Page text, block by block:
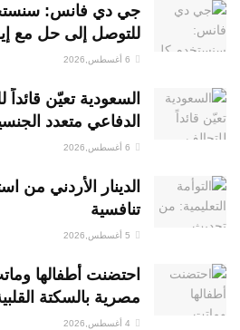
جي دي فانس:
للتوصل إلى حل مع
السعودية تعيّن قائداً
الدفاعي متعدد
الدينار الأردني من
تنافسية
احتضنت أطفالها
مصرية بالسكتة